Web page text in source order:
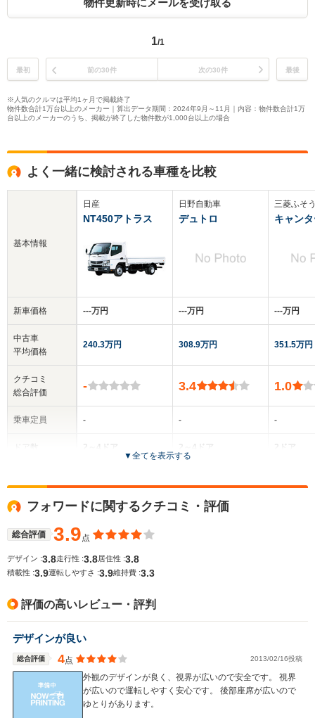
物件更新時にメールを受け取る
1/1
最初 前の30件 次の30件 最後
※人気のクルマは平均1ヶ月で掲載終了
物件数合計1万台以上のメーカー｜算出データ期間：2024年9月～11月｜内容：物件数合計1万
台以上のメーカーのうち、掲載が終了した物件数が1,000台以上の場合
よく一緒に検討される車種を比較
基本情報
新車価格
中古車
平均価格
クチコミ
総合評価
乗車定員
サイズ
(全長x全幅x全高)
WLTCモード
日産
NT450アトラス
‐‐‐万円
240.3万円
-
-
2～4ドア
全高
-m
-m
日野自動車
デュトロ
‐‐‐万円
308.9万円
3.4
-
2～4ドア
全高
三菱ふそ
キャン
‐‐‐万円
351.5万円
1.0
-
2ドア
▼全てを表示する
フォワードに関するクチコミ・評価
総合評価 3.9点
デザイン :3.8走行性 :3.8居住性 :3.8
積載性 :3.9運転しやすさ :3.9維持費 :3.3
評価の高いレビュー・評判
デザインが良い
総合評価 4点 2013/02/16投稿
外観のデザインが良く、視界が広いので安全です。 視界
が広いので運転しやすく安心です。 後部座席が広いので
ゆとりがあります。